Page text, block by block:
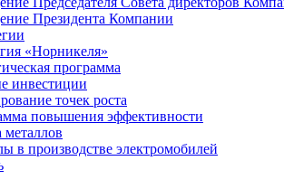
Президента Компании
«Норникеля»
программа
инвестиции
точек роста
повышения эффективности
в производстве электромобилей